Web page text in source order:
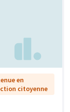
en
citoyenne